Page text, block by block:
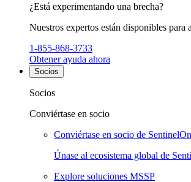
¿Está experimentando una brecha?
Nuestros expertos están disponibles para
1-855-868-3733
Obtener ayuda ahora
Socios
Socios
Conviértase en socio
Conviértase en socio de
Únase al ecosistema global de
Explore soluciones MSSP